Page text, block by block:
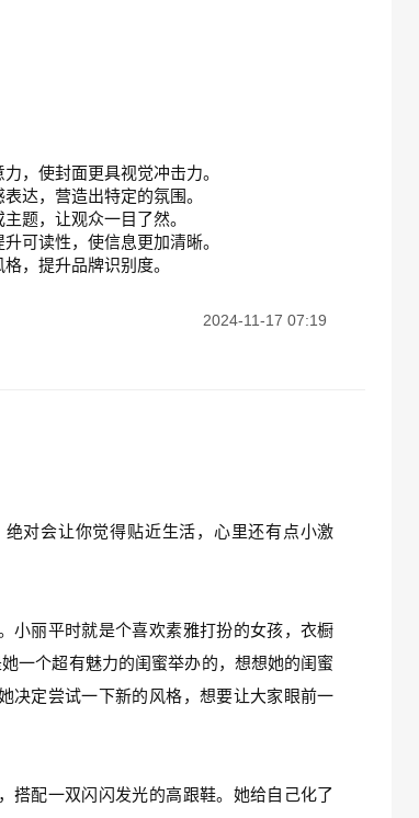
，使封面更具视觉冲击力。
达，营造出特定的氛围。
题，让观众一目了然。
可读性，使信息更加清晰。
，提升品牌识别度。
2024-11-17 07:19
对会让你觉得贴近生活，心里还有点小激
小丽平时就是个喜欢素雅打扮的女孩，衣橱
一个超有魅力的闺蜜举办的，想想她的闺蜜
决定尝试一下新的风格，想要让大家眼前一
搭配一双闪闪发光的高跟鞋。她给自己化了